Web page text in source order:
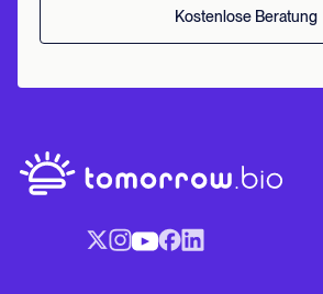
Kostenlose Beratung